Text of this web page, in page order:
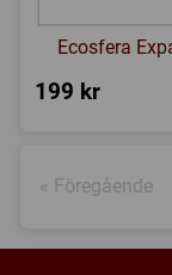
Ecosfera
199 kr
« Föregående